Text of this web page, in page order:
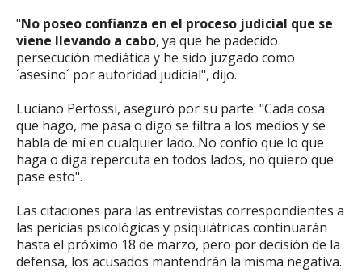
"No poseo confianza en el proceso judicial que se
viene llevando a cabo, ya que he padecido
persecución mediática y he sido juzgado como
´asesino´ por autoridad judicial", dijo.
Luciano Pertossi, aseguró por su parte: "Cada cosa
que hago, me pasa o digo se filtra a los medios y se
habla de mí en cualquier lado. No confío que lo que
haga o diga repercuta en todos lados, no quiero que
pase esto".
Las citaciones para las entrevistas correspondientes a
las pericias psicológicas y psiquiátricas continuarán
hasta el próximo 18 de marzo, pero por decisión de la
defensa, los acusados mantendrán la misma negativa.